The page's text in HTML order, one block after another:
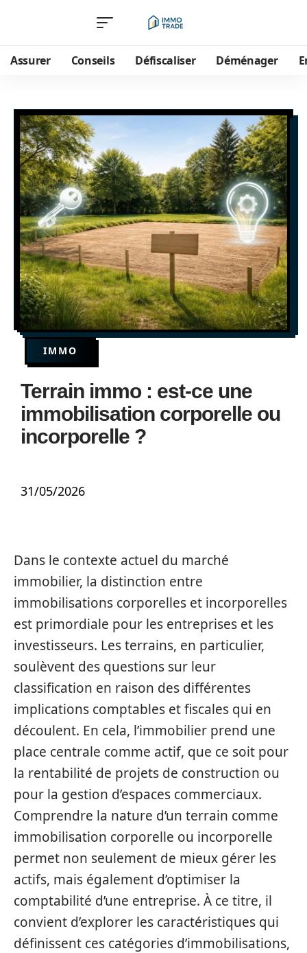
Assurer Conseils Défiscaliser Déménager
IMMO
Terrain immo : est-ce une
immobilisation corporelle ou
incorporelle ?
31/05/2026
Dans le contexte actuel du marché
immobilier, la distinction entre
immobilisations corporelles et incorporelles
est primordiale pour les entreprises et les
investisseurs. Les terrains, en particulier,
soulèvent des questions sur leur
classification en raison des différentes
implications comptables et fiscales qui en
découlent. En cela, l’immobilier prend une
place centrale comme actif, que ce soit pour
la rentabilité de projets de construction ou
pour la gestion d’espaces commerciaux.
Comprendre la nature d’un terrain comme
immobilisation corporelle ou incorporelle
permet non seulement de mieux gérer les
actifs, mais également d’optimiser la
comptabilité d’une entreprise. À ce titre, il
convient d’explorer les caractéristiques qui
définissent ces catégories d’immobilisations,